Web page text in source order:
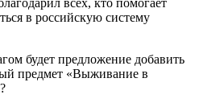
в российскую систему
будет предложение добавить
предмет «Выживание в